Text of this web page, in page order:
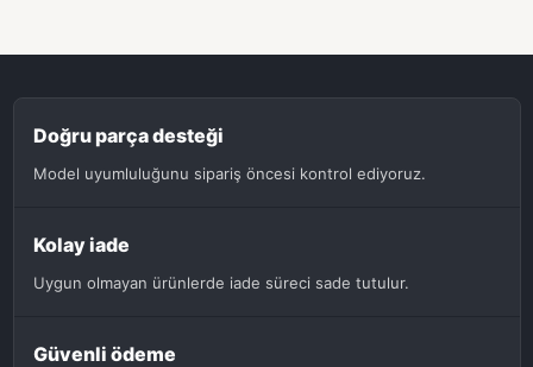
Doğru parça desteği
Model uyumluluğunu sipariş öncesi kontrol ediyoruz.
Kolay iade
Uygun olmayan ürünlerde iade süreci sade tutulur.
Güvenli ödeme